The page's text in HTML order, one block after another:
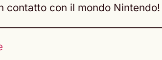
contatto con il mondo Nintendo!